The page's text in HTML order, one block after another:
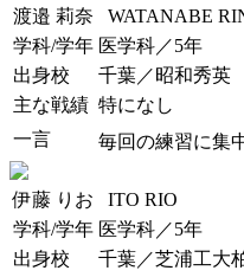
渡邉 莉奈
WATANABE
学科/学年 医学科／5年
出身校
千葉／昭和秀英
主な戦績 特になし
一言
毎回の練習に集
伊藤 りお
ITO RIO
学科/学年 医学科／5年
出身校
千葉／芝浦工大